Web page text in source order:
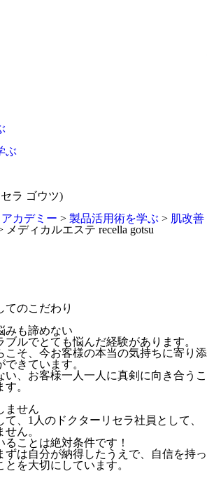
ぶ
ラ ゴウツ)
カデミー > 製品活用術を学ぶ > 肌改善
メディカルエステ recella gotsu
てのこだわり
みも諦めない
ルでとても悩んだ経験があります。
こそ、今お客様の本当の気持ちに寄り添
きています。
い、お客様一人一人に真剣に向き合うこ
。
ません
、1人のドクターリセラ社員として、
ん。
ことは絶対条件です！
ずは自分が納得したうえで、自信を持っ
を大切にしています。